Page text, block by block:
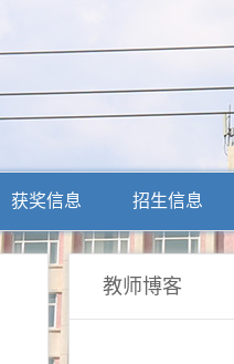
获奖信息 招生信息
教师博客